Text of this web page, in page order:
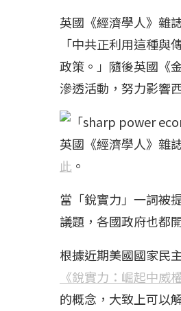
英國《經濟學人》雜
「中共正利用這種
政策。」隨後英國《
滲透活動，努力影響
英國《經濟學人》雜
此 。
當「銳實力」一詞被
議題，各國政府也都
根據近期美國國家民
《銳實力：崛起中
的概念，大致上可以